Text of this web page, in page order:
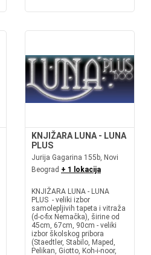
KNJIŽARA LUNA - LUNA
PLUS
Jurija Gagarina 155b, Novi
Beograd + 1 lokacija
KNJIŽARA LUNA - LUNA
PLUS - veliki izbor
samolepljivih tapeta i vitraža
(d-c-fix Nemačka), širine od
45cm, 67cm, 90cm - veliki
izbor školskog pribora
(Staedtler, Stabilo, Maped,
Pelikan, Giotto, Koh-i-noor,